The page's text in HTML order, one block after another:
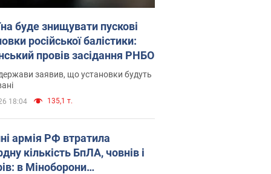
буде знищувати пускові
російської балістики:
провів засідання РНБО
заявив, що установки будуть
18:04 135,1 т.
армія РФ втратила
кількість БпЛА, човнів і
в Міноборони